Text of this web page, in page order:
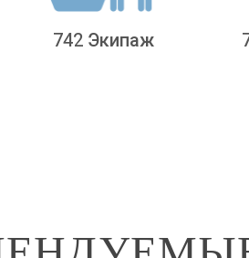
742 Экипаж